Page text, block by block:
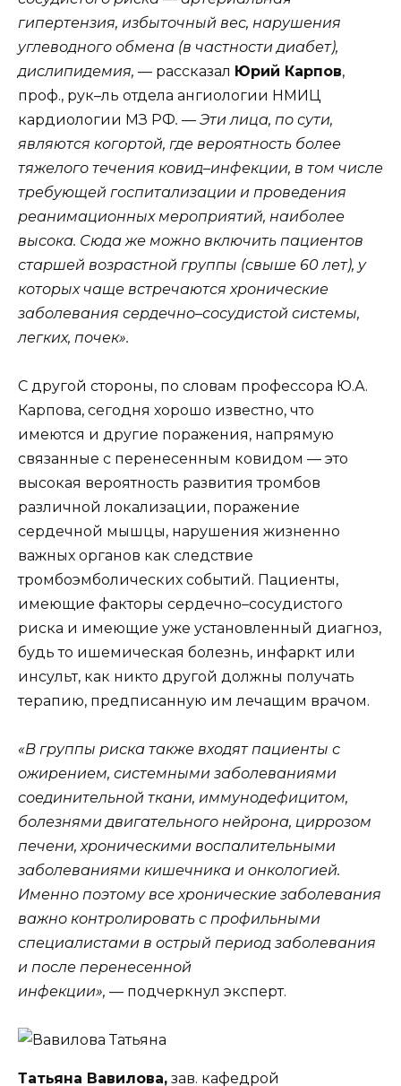
гипертензия, избыточный вес, нарушения
углеводного обмена (в частности диабет),
дислипидемия, — рассказал Юрий Карпов,
проф., рук–ль отдела ангиологии НМИЦ
кардиологии МЗ РФ. — Эти лица, по сути,
являются когортой, где вероятность более
тяжелого течения ковид–инфекции, в том числе
требующей госпитализации и проведения
реанимационных мероприятий, наиболее
высока. Сюда же можно включить пациентов
старшей возрастной группы (свыше 60 лет), у
которых чаще встречаются хронические
заболевания сердечно–сосудистой системы,
легких, почек».
С другой стороны, по словам профессора Ю.А.
Карпова, сегодня хорошо известно, что
имеются и другие поражения, напрямую
связанные с перенесенным ковидом — это
высокая вероятность развития тромбов
различной локализации, поражение
сердечной мышцы, нарушения жизненно
важных органов как следствие
тромбоэмболических событий. Пациенты,
имеющие факторы сердечно–сосудистого
риска и имеющие уже установленный диагноз,
будь то ишемическая болезнь, инфаркт или
инсульт, как никто другой должны получать
терапию, предписанную им лечащим врачом.
«В группы риска также входят пациенты с
ожирением, системными заболеваниями
соединительной ткани, иммунодефицитом,
болезнями двигательного нейрона, циррозом
печени, хроническими воспалительными
заболеваниями кишечника и онкологией.
Именно поэтому все хронические заболевания
важно контролировать с профильными
специалистами в острый период заболевания
и после перенесенной
инфекции», — подчеркнул эксперт.
Татьяна Вавилова, зав. кафедрой